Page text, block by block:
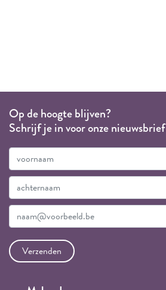
Op de hoogte blijven?
Schrijf je in voor onze